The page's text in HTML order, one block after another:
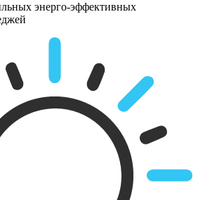
энерго-эффективных